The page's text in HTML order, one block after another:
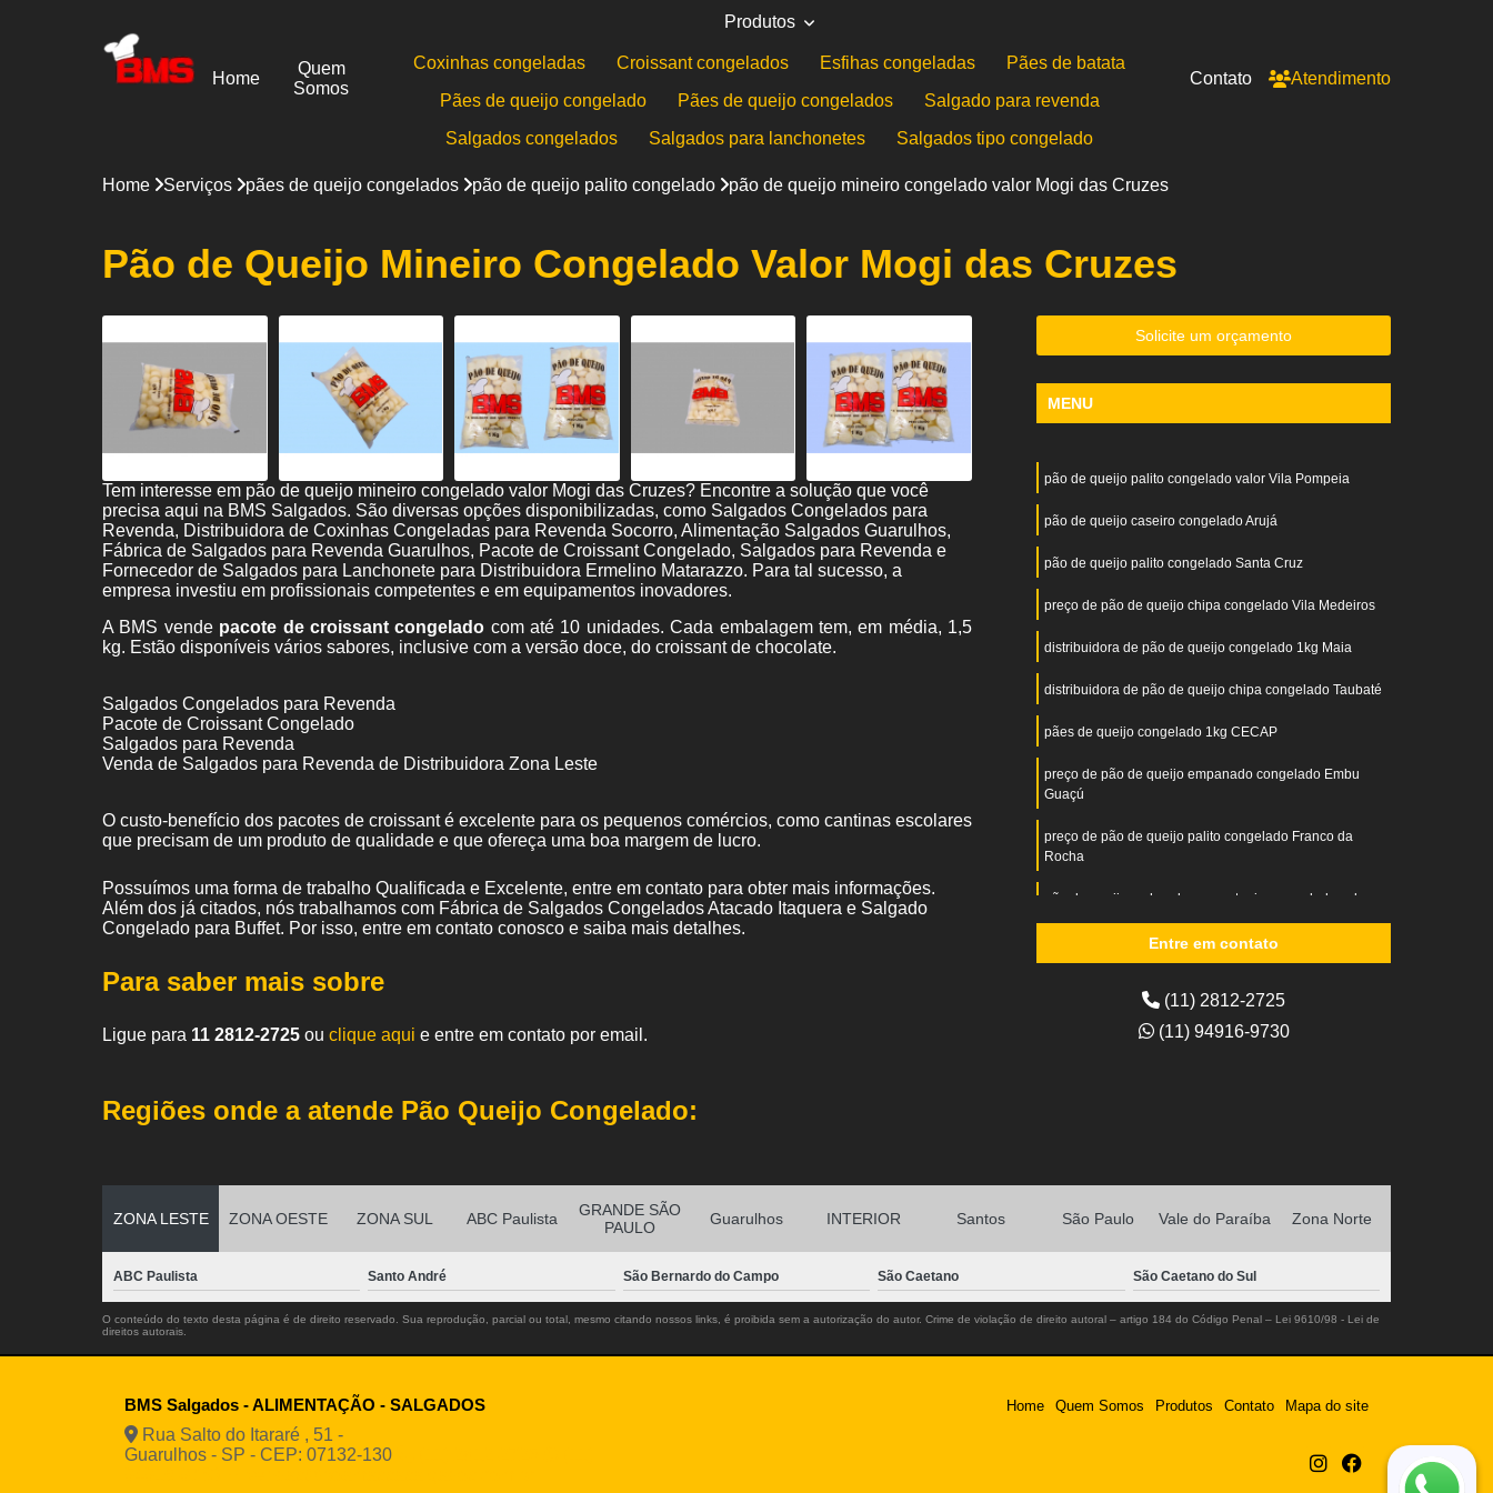
Home
Quem
Somos
Produtos
Coxinhas congeladas Croissant congelados Esfihas congeladas
Pães de batata
Pães de queijo congelado
Pães de queijo congelados
Salgado para revenda
Salgados congelados
Salgados para lanchonetes Salgados tipo congelado
Contato Atendimento
Home Serviços pães de queijo congelados pão de queijo palito congelado pão de queijo mineiro congelado valor Mogi das Cruzes
Pão de Queijo Mineiro Congelado Valor Mogi das Cruzes
Tem interesse em pão de queijo mineiro congelado valor Mogi das Cruzes? Encontre a solução que você
precisa aqui na BMS Salgados. São diversas opções disponibilizadas, como Salgados Congelados para
Revenda, Distribuidora de Coxinhas Congeladas para Revenda Socorro, Alimentação Salgados Guarulhos,
Fábrica de Salgados para Revenda Guarulhos, Pacote de Croissant Congelado, Salgados para Revenda e
Fornecedor de Salgados para Lanchonete para Distribuidora Ermelino Matarazzo. Para tal sucesso, a
empresa investiu em profissionais competentes e em equipamentos inovadores.
A BMS vende pacote de croissant congelado com até 10 unidades. Cada embalagem tem, em média, 1,5
kg. Estão disponíveis vários sabores, inclusive com a versão doce, do croissant de chocolate.
Salgados Congelados para Revenda
Pacote de Croissant Congelado
Salgados para Revenda
Venda de Salgados para Revenda de Distribuidora Zona Leste
O custo-benefício dos pacotes de croissant é excelente para os pequenos comércios, como cantinas escolares
que precisam de um produto de qualidade e que ofereça uma boa margem de lucro.
Possuímos uma forma de trabalho Qualificada e Excelente, entre em contato para obter mais informações.
Além dos já citados, nós trabalhamos com Fábrica de Salgados Congelados Atacado Itaquera e Salgado
Congelado para Buffet. Por isso, entre em contato conosco e saiba mais detalhes.
Para saber mais sobre
Ligue para 11 2812-2725 ou clique aqui e entre em contato por email.
Solicite um orçamento
MENU
pão de queijo palito congelado valor Vila Pompeia
pão de queijo caseiro congelado Arujá
pão de queijo palito congelado Santa Cruz
preço de pão de queijo chipa congelado Vila Medeiros
distribuidora de pão de queijo congelado 1kg Maia
distribuidora de pão de queijo chipa congelado Taubaté
pães de queijo congelado 1kg CECAP
preço de pão de queijo empanado congelado Embu
Guaçú
preço de pão de queijo palito congelado Franco da
Rocha
pão de queijo recheado com catupiry congelado valor
Entre em contato
(11) 2812-2725
(11) 94916-9730
Regiões onde a atende Pão Queijo Congelado:
ZONA LESTE ZONA OESTE ZONA SUL ABC Paulista
GRANDE SÃO
PAULO
Guarulhos INTERIOR Santos São Paulo Vale do Paraíba Zona Norte
ABC Paulista Santo André São Bernardo do Campo São Caetano São Caetano do Sul
O conteúdo do texto desta página é de direito reservado. Sua reprodução, parcial ou total, mesmo citando nossos links, é proibida sem a autorização do autor. Crime de violação de direito autoral – artigo 184 do Código Penal – Lei 9610/98 - Lei de
direitos autorais
BMS Salgados - ALIMENTAÇÃO - SALGADOS
Rua Salto do Itararé , 51 -
Guarulhos - SP - CEP: 07132-130
Home Quem Somos Produtos Contato Mapa do site